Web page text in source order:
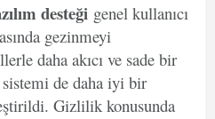
desteği genel kullanıcı
gezinmeyi
daha akıcı ve sade bir
de daha iyi bir
Gizlilik konusunda